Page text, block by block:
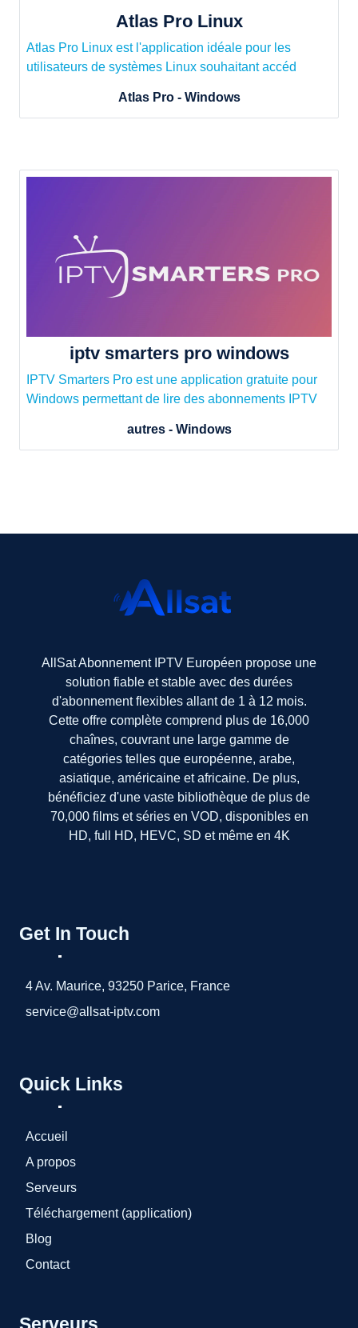
Atlas Pro Linux
Atlas Pro Linux est l'application idéale pour les
utilisateurs de systèmes Linux souhaitant accéd
Atlas Pro - Windows
iptv smarters pro windows
IPTV Smarters Pro est une application gratuite pour
Windows permettant de lire des abonnements IPTV
autres - Windows
AllSat Abonnement IPTV Européen propose une
solution fiable et stable avec des durées
d'abonnement flexibles allant de 1 à 12 mois.
Cette offre complète comprend plus de 16,000
chaînes, couvrant une large gamme de
catégories telles que européenne, arabe,
asiatique, américaine et africaine. De plus,
bénéficiez d'une vaste bibliothèque de plus de
70,000 films et séries en VOD, disponibles en
HD, full HD, HEVC, SD et même en 4K
Get In Touch
4 Av. Maurice, 93250 Parice, France
service@allsat-iptv.com
Quick Links
Accueil
A propos
Serveurs
Téléchargement (application)
Blog
Contact